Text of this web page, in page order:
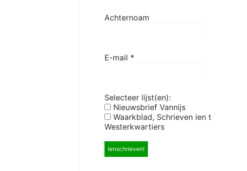
Achternoam
E-mail *
Selecteer lijst(en):
Nieuwsbrief Vannijs
Waarkblad, Schrieven ien t
Westerkwartiers